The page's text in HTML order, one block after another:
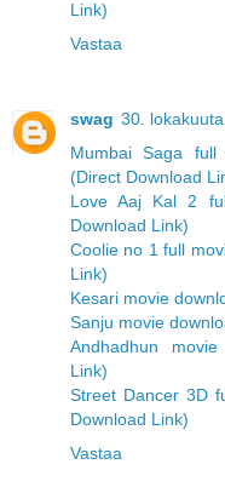
Link)
Vastaa
swag 30.
Mumbai Saga full
(Direct Download
Love Aaj Kal 2
Download Link)
Coolie no 1 full
Link)
Kesari movie
Sanju movie
Andhadhun
Link)
Street Dancer 3D
Download Link)
Vastaa